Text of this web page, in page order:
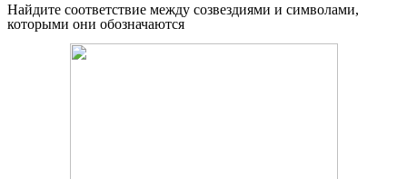
Найдите соответствие между созвездиями и символами,
которыми они обозначаются